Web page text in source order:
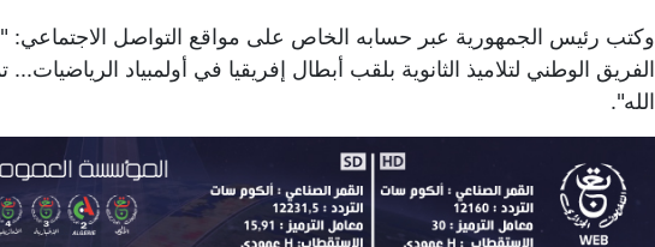
وكتب رئيس الجمهورية عبر حسابه الخاص على مواقع التواصل الاجتماعي:
الفريق الوطني لتلاميذ الثانوية بلقب أبطال إفريقيا في أولمبياد
الله".